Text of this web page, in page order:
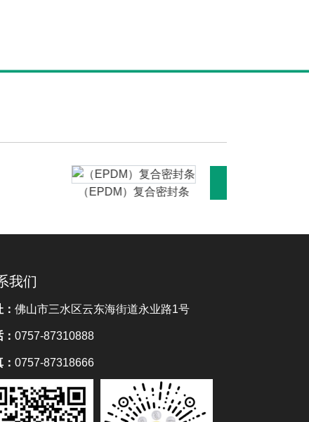
（EPDM）复合密封条
我们
佛山市三水区云东海街道永业路1号
0757-87310888
0757-87318666